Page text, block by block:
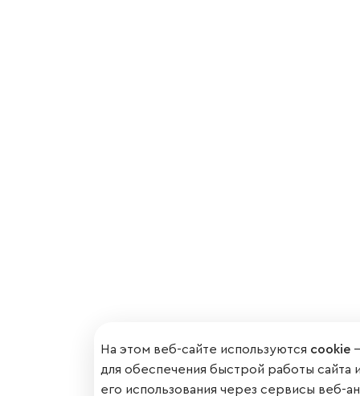
На этом веб-сайте используются cookie
для обеспечения быстрой работы сайта
его использования через сервисы веб-